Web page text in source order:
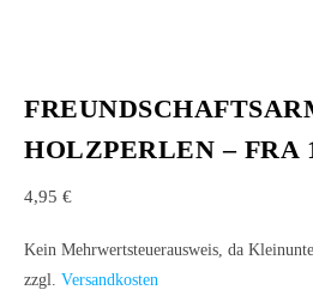
HOLZPERLEN – FRA
4,95 €
Kein Mehrwertsteuerausweis, da
zzgl. Versandkosten